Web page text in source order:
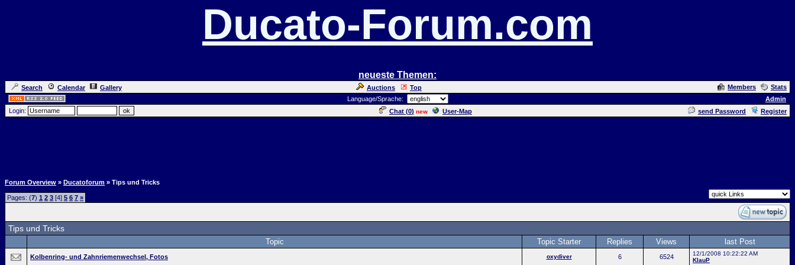
Ducato-Forum.com
neueste Themen:
Search Calendar Gallery Auctions Top Members
Stats
Language/Sprache:
Admin
Login:
Chat (0) new User-Map send Password Register
Forum Overview » Ducatoforum » Tips und Tricks
Pages: (7) 1 2 3 [4] 5 6 7 »
Tips und Tricks
Topic Topic Starter Replies Views last Post
Kolbenring- und Zahnriemenwechsel, Fotos oxydiver 6 6524
12/1/2008 10:22:22 AM
KlauP